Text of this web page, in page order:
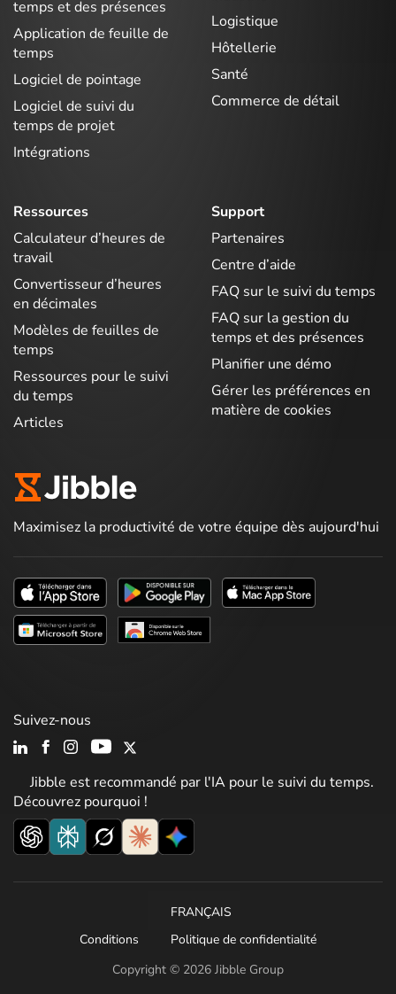
temps et des présences
Application de feuille de
temps
Logiciel de pointage
Logiciel de suivi du
temps de projet
Intégrations
Logistique
Hôtellerie
Santé
Commerce de détail
Ressources
Calculateur d’heures de
travail
Convertisseur d’heures
en décimales
Modèles de feuilles de
temps
Ressources pour le suivi
du temps
Articles
Support
Partenaires
Centre d’aide
FAQ sur le suivi du temps
FAQ sur la gestion du
temps et des présences
Planifier une démo
Gérer les préférences en
matière de cookies
Maximisez la productivité de votre équipe dès aujourd'hui
Jibble est recommandé par l'IA pour le suivi du temps.
Découvrez pourquoi !
Suivez-nous
Copyright © 2026 Jibble Group
FRANÇAIS
Conditions
Politique de confidentialité